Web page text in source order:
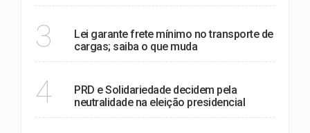
3
Lei garante frete mínimo no transporte de
cargas; saiba o que muda
4
PRD e Solidariedade decidem pela
neutralidade na eleição presidencial